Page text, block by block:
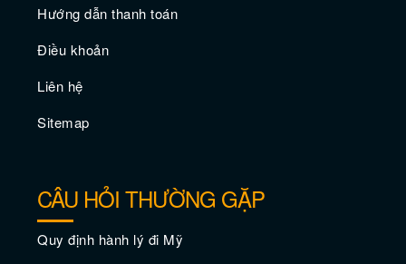
Thưởng thức món sushi ngon nhất ở Los
Angeles
Hướng dẫn thanh toán
Điều khoản
Liên hệ
Sitemap
CÂU HỎI THƯỜNG GẶP
Quy định hành lý đi Mỹ